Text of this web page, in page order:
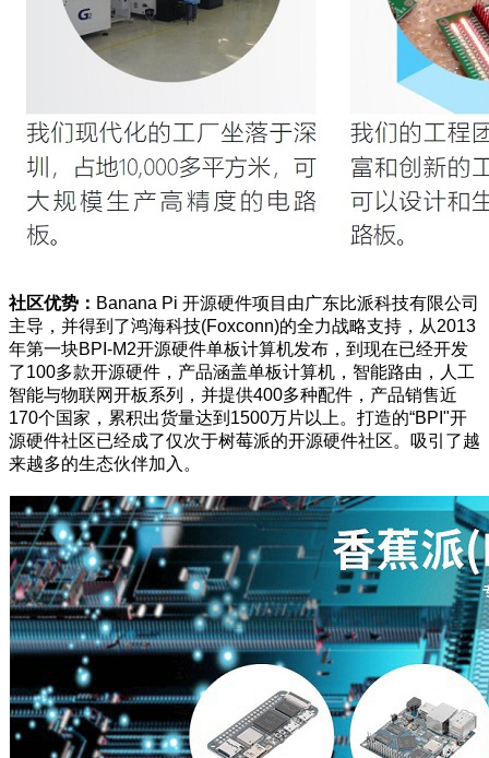
社区优势： Banana Pi 开源硬件项目由广东比派科技有限公司
主导，并得到了鸿海科技(Foxconn)的全力战略支持，从2013
年第一块BPI-M2开源硬件单板计算机发布，到现在已经开发
了100多款开源硬件，产品涵盖单板计算机，智能路由，人工
智能与物联网开板系列，并提供400多种配件，产品销售近
170个国家，累积出货量达到1500万片以上。打造的“BPI"开
源硬件社区已经成了仅次于树莓派的开源硬件社区。吸引了越
来越多的生态伙伴加入。